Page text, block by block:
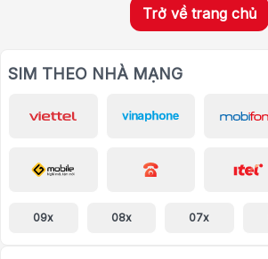
Trở về trang chủ
SIM THEO NHÀ MẠNG
09x 08x 07x